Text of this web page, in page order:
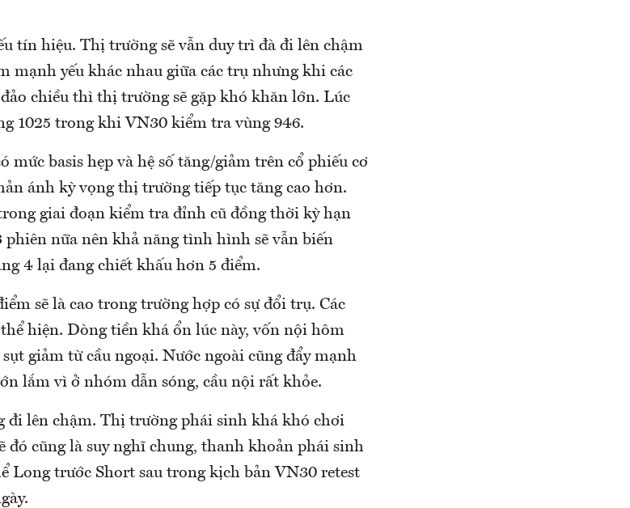
tín hiệu. Thị trường sẽ vẫn duy trì đà đi lên chậm
mạnh yếu khác nhau giữa các trụ nhưng khi các
chiều thì thị trường sẽ gặp khó khăn lớn. Lúc
1025 trong khi VN30 kiểm tra vùng 946.
mức basis hẹp và hệ số tăng/giảm trên cổ phiếu cơ
ánh kỳ vọng thị trường tiếp tục tăng cao hơn.
giai đoạn kiểm tra đỉnh cũ đồng thời kỳ hạn
phiên nữa nên khả năng tình hình sẽ vẫn biến
4 lại đang chiết khấu hơn 5 điểm.
sẽ là cao trong trường hợp có sự đổi trụ. Các
hiện. Dòng tiền khá ổn lúc này, vốn nội hôm
giảm từ cầu ngoại. Nước ngoài cũng đẩy mạnh
lắm vì ở nhóm dẫn sóng, cầu nội rất khỏe.
đi lên chậm. Thị trường phái sinh khá khó chơi
đó cũng là suy nghĩ chung, thanh khoản phái sinh
Long trước Short sau trong kịch bản VN30 retest